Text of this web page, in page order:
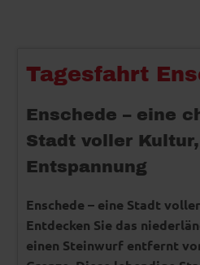
Tagesfahrt
Enschede – eine
Stadt voller
Entspannung
Enschede – eine Stadt
Entdecken Sie das
einen Steinwurf entfernt